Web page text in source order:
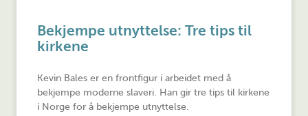
Bekjempe utnyttelse: Tre tips til
kirkene
Kevin Bales er en frontfigur i arbeidet med å
bekjempe moderne slaveri. Han gir tre tips til kirkene
i Norge for å bekjempe utnyttelse.